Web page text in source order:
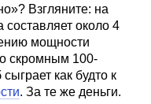
Взгляните: на
составляет около 4
мощности
скромным 100-
как будто к
. За те же деньги.